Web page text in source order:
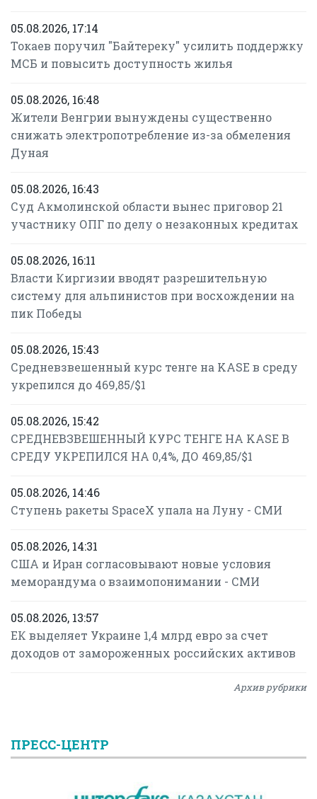
05.08.2026, 17:14
Токаев поручил "Байтереку" усилить поддержку
МСБ и повысить доступность жилья
05.08.2026, 16:48
Жители Венгрии вынуждены существенно
снижать электропотребление из-за обмеления
Дуная
05.08.2026, 16:43
Суд Акмолинской области вынес приговор 21
участнику ОПГ по делу о незаконных кредитах
05.08.2026, 16:11
Власти Киргизии вводят разрешительную
систему для альпинистов при восхождении на
пик Победы
05.08.2026, 15:43
Средневзвешенный курс тенге на KASE в среду
укрепился до 469,85/$1
05.08.2026, 15:42
СРЕДНЕВЗВЕШЕННЫЙ КУРС ТЕНГЕ НА KASE В
СРЕДУ УКРЕПИЛСЯ НА 0,4%, ДО 469,85/$1
05.08.2026, 14:46
Ступень ракеты SpaceX упала на Луну - СМИ
05.08.2026, 14:31
США и Иран согласовывают новые условия
меморандума о взаимопонимании - СМИ
05.08.2026, 13:57
ЕК выделяет Украине 1,4 млрд евро за счет
доходов от замороженных российских активов
Архив рубрики
ПРЕСС-ЦЕНТР